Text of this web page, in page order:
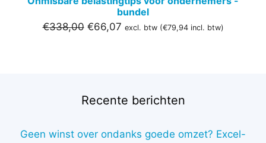
bundel
€338,00 Oorspronkelijke
€66,07Huidige
excl. btw (€79,94incl. btw)
Recente berichten
Geen winst over ondanks goede omzet? Excel-